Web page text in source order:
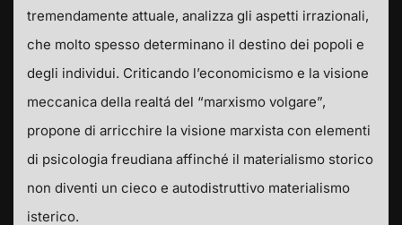
tremendamente attuale, analizza gli aspetti irrazionali,
che molto spesso determinano il destino dei popoli e
degli individui. Criticando l’economicismo e la visione
meccanica della realtá del “marxismo volgare”,
propone di arricchire la visione marxista con elementi
di psicologia freudiana affinché il materialismo storico
non diventi un cieco e autodistruttivo materialismo
isterico.